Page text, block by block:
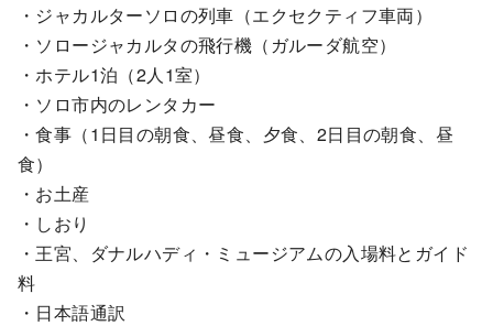
・ジャカルターソロの列車（エクセクティフ車両）
・ソロージャカルタの飛行機（ガルーダ航空）
・ホテル1泊（2人1室）
・ソロ市内のレンタカー
・食事（1日目の朝食、昼食、夕食、2日目の朝食、昼
食）
・お土産
・しおり
・王宮、ダナルハディ・ミュージアムの入場料とガイド
料
・日本語通訳